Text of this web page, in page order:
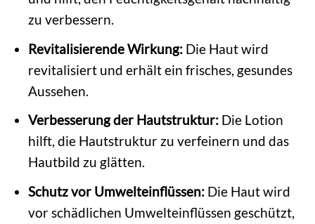
zu verbessern.
Revitalisierende Wirkung:Die Haut wird
revitalisiert und erhält ein frisches, gesundes
Aussehen.
Verbesserung der Hautstruktur:Die Lotion
hilft, die Hautstruktur zu verfeinern und das
Hautbild zu glätten.
Schutz vor Umwelteinflüssen:Die Haut wird
vor schädlichen Umwelteinflüssen geschützt,